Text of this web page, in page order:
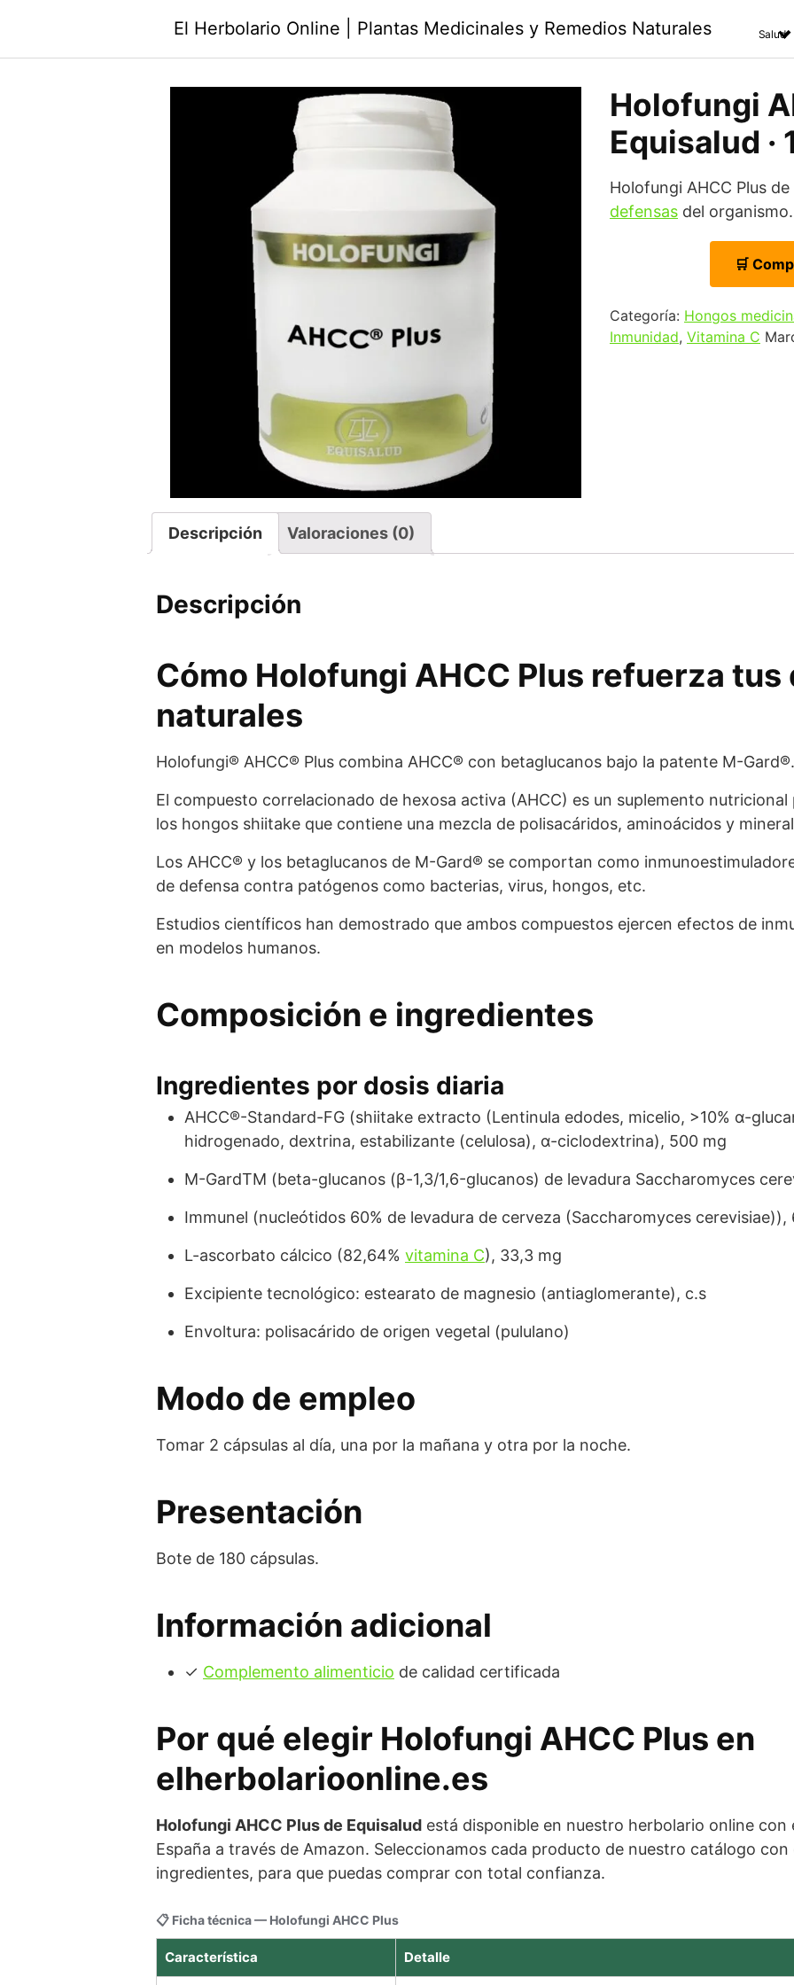
El Herbolario Online | Plantas Medicinales y Remedios Naturales Salud
Holofungi
Equisalud ·
Holofungi AHCC Plus
defensas del
🛒
Categoría: Hongos
Inmunidad, Vitamina C
Descripción Valoraciones (0)
Descripción
Cómo Holofungi AHCC Plus refuerza tus
naturales
Holofungi® AHCC® Plus combina AHCC® con betaglucanos bajo la patente M-Gard®.
El compuesto correlacionado de hexosa activa (AHCC) es un suplemento
los hongos shiitake que contiene una mezcla de polisacáridos, aminoácidos y
Los AHCC® y los betaglucanos de M-Gard® se comportan como
de defensa contra patógenos como bacterias, virus, hongos, etc.
Estudios científicos han demostrado que ambos compuestos ejercen efectos de
en modelos humanos.
Composición e ingredientes
Ingredientes por dosis diaria
AHCC®-Standard-FG (shiitake extracto (Lentinula edodes, micelio, >10% α-
hidrogenado, dextrina, estabilizante (celulosa), α-ciclodextrina), 500 mg
M-GardTM (beta-glucanos (β-1,3/1,6-glucanos) de levadura Saccharomyces
Immunel (nucleótidos 60% de levadura de cerveza (Saccharomyces cerevisiae)),
L-ascorbato cálcico (82,64% vitamina C), 33,3 mg
Excipiente tecnológico: estearato de magnesio (antiaglomerante), c.s
Envoltura: polisacárido de origen vegetal (pululano)
Modo de empleo
Tomar 2 cápsulas al día, una por la mañana y otra por la noche.
Presentación
Bote de 180 cápsulas.
Información adicional
✓ Complemento alimenticio de calidad certificada
Por qué elegir Holofungi AHCC Plus en
elherbolarioonline.es
Holofungi AHCC Plus de Equisalud está disponible en nuestro herbolario online
España a través de Amazon. Seleccionamos cada producto de nuestro catálogo
ingredientes, para que puedas comprar con total confianza.
📋 Ficha técnica — Holofungi AHCC Plus
Característica Detalle